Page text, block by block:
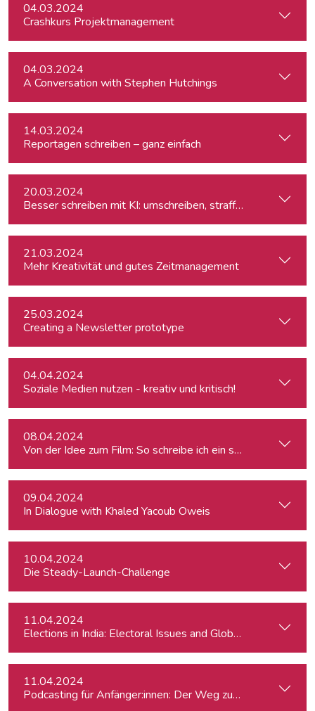
04.03.2024
Crashkurs Projektmanagement
04.03.2024
A Conversation with Stephen Hutchings
14.03.2024
Reportagen schreiben – ganz einfach
20.03.2024
Besser schreiben mit KI: umschreiben, straffen, redigieren
21.03.2024
Mehr Kreativität und gutes Zeitmanagement
25.03.2024
Creating a Newsletter prototype
04.04.2024
Soziale Medien nutzen - kreativ und kritisch!
08.04.2024
Von der Idee zum Film: So schreibe ich ein schlüssiges
09.04.2024
In Dialogue with Khaled Yacoub Oweis
10.04.2024
Die Steady-Launch-Challenge
11.04.2024
Elections in India: Electoral Issues and Global Ambitions
11.04.2024
Podcasting für Anfänger:innen: Der Weg zum eigenen